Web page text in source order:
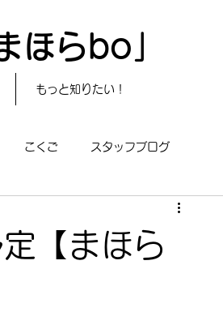
ほらbo」
もっと知りたい！
こくご スタッフブログ
【まほら